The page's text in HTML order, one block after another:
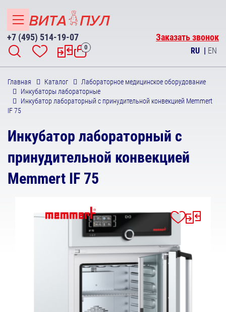
+7 (495) 514-19-07 Заказать звонок
0 RU | EN
Главная Каталог
Лабораторное медицинское оборудование
Инкубаторы лабораторные
Инкубатор лабораторный с принудительной конвекцией Memmert
IF 75
Инкубатор лабораторный с
принудительной конвекцией
Memmert IF 75